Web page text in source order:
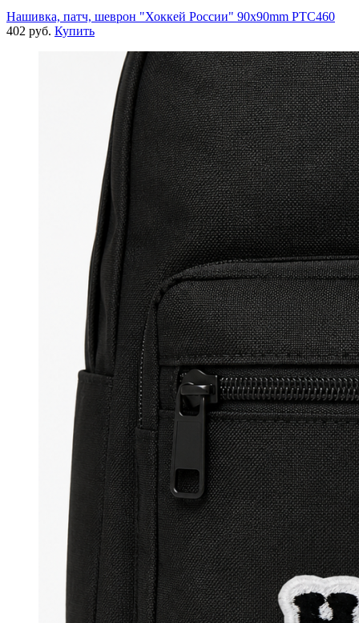
Нашивка, патч, шеврон "Хоккей России" 90x90mm PTC460
402 руб. Купить